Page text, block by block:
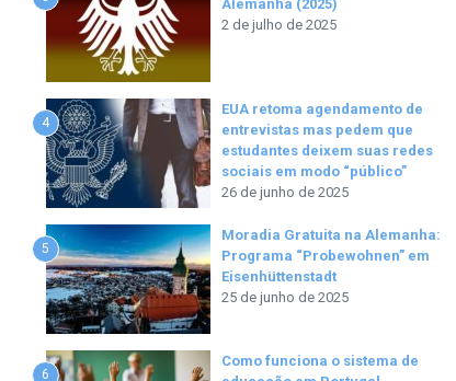
Alemanha (2025)
2 de julho de 2025
4
EUA retoma agendamento de
entrevistas mas pedem que
estudantes deixem suas redes
sociais em modo “público”
26 de junho de 2025
5
Moradia Gratuita na Alemanha:
Programa “Probewohnen” em
Eisenhüttenstadt
25 de junho de 2025
6
Como funciona o sistema de